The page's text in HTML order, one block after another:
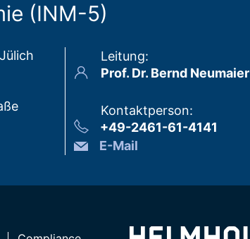
(INM-5)
Leitung:
Prof. Dr. Bernd Neumaier
Kontaktperson:
+49-2461-61-4141
E-Mail